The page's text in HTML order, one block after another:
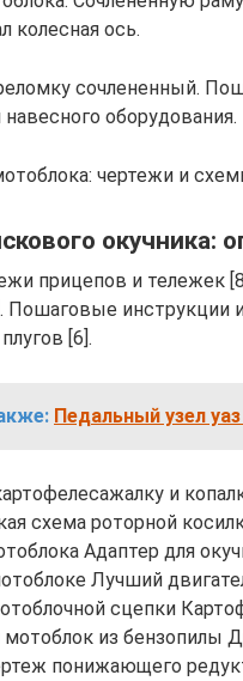
колесная ось.
сочлененный.
оборудования.
чертежи и
окучника:
прицепов и тележек
Пошаговые инструкции
[6].
Педальный узел
и
схема роторной
Адаптер для
Лучший
сцепки
из бензопилы
понижающего